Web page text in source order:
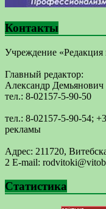
Контакты
Учреждение
Главный редактор:
Александр
тел.: 8-02157-5-90-50
тел.: 8-02157-5-90-54;
рекламы
Адрес: 211720,
2 E-mail:
Статистика